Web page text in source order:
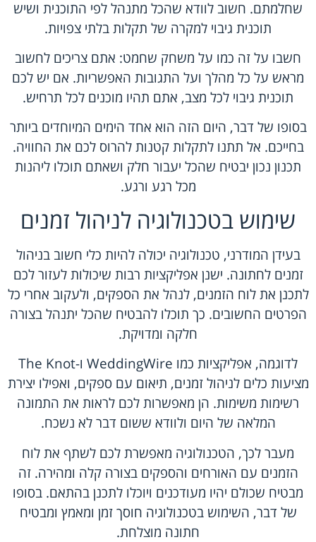
שחלמתם. חשוב לוודא שהכל מתנהל לפי התוכנית ושיש
תוכנית גיבוי למקרה של תקלות בלתי צפויות.
חשבו על זה כמו על משחק שחמט: אתם צריכים לחשוב
מראש על כל מהלך ועל התגובות האפשריות. אם יש לכם
תוכנית גיבוי לכל מצב, אתם תהיו מוכנים לכל תרחיש.
בסופו של דבר, היום הזה הוא אחד הימים המיוחדים ביותר
בחייכם. אל תתנו לתקלות קטנות להרוס לכם את החוויה.
תכנון נכון יבטיח שהכל יעבור חלק ושאתם תוכלו ליהנות
מכל רגע ורגע.
שימוש בטכנולוגיה לניהול זמנים
בעידן המודרני, טכנולוגיה יכולה להיות כלי חשוב בניהול
זמנים לחתונה. ישנן אפליקציות רבות שיכולות לעזור לכם
לתכנן את לוח הזמנים, לנהל את הספקים, ולעקוב אחרי כל
הפרטים החשובים. כך תוכלו להבטיח שהכל יתנהל בצורה
חלקה ומדויקת.
לדוגמה, אפליקציות כמו WeddingWire ו-The Knot
מציעות כלים לניהול זמנים, תיאום עם ספקים, ואפילו יצירת
רשימות משימות. הן מאפשרות לכם לראות את התמונה
המלאה של היום ולוודא ששום דבר לא נשכח.
מעבר לכך, הטכנולוגיה מאפשרת לכם לשתף את לוח
הזמנים עם האורחים והספקים בצורה קלה ומהירה. זה
מבטיח שכולם יהיו מעודכנים ויוכלו לתכנן בהתאם. בסופו
של דבר, השימוש בטכנולוגיה חוסך זמן ומאמץ ומבטיח
חתונה מוצלחת.